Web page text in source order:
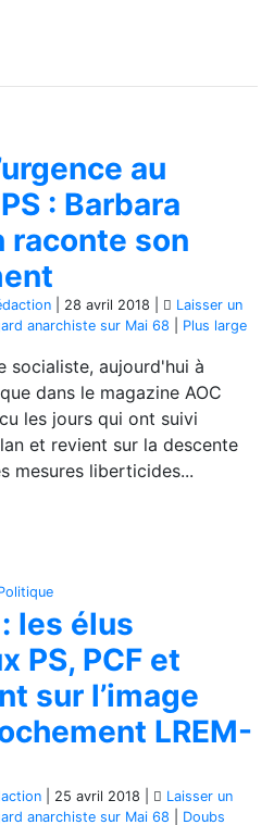
au
: Barbara
raconte son
28 avril 2018
Laisser un
anarchiste sur Mai 68 Plus large
socialiste, aujourd'hui à
dans le magazine AOC
les jours qui ont suivi
et revient sur la descente
mesures liberticides...
les élus
PS, PCF et
sur l’image
LREM-
25 avril 2018
Laisser un
anarchiste sur Mai 68 Doubs